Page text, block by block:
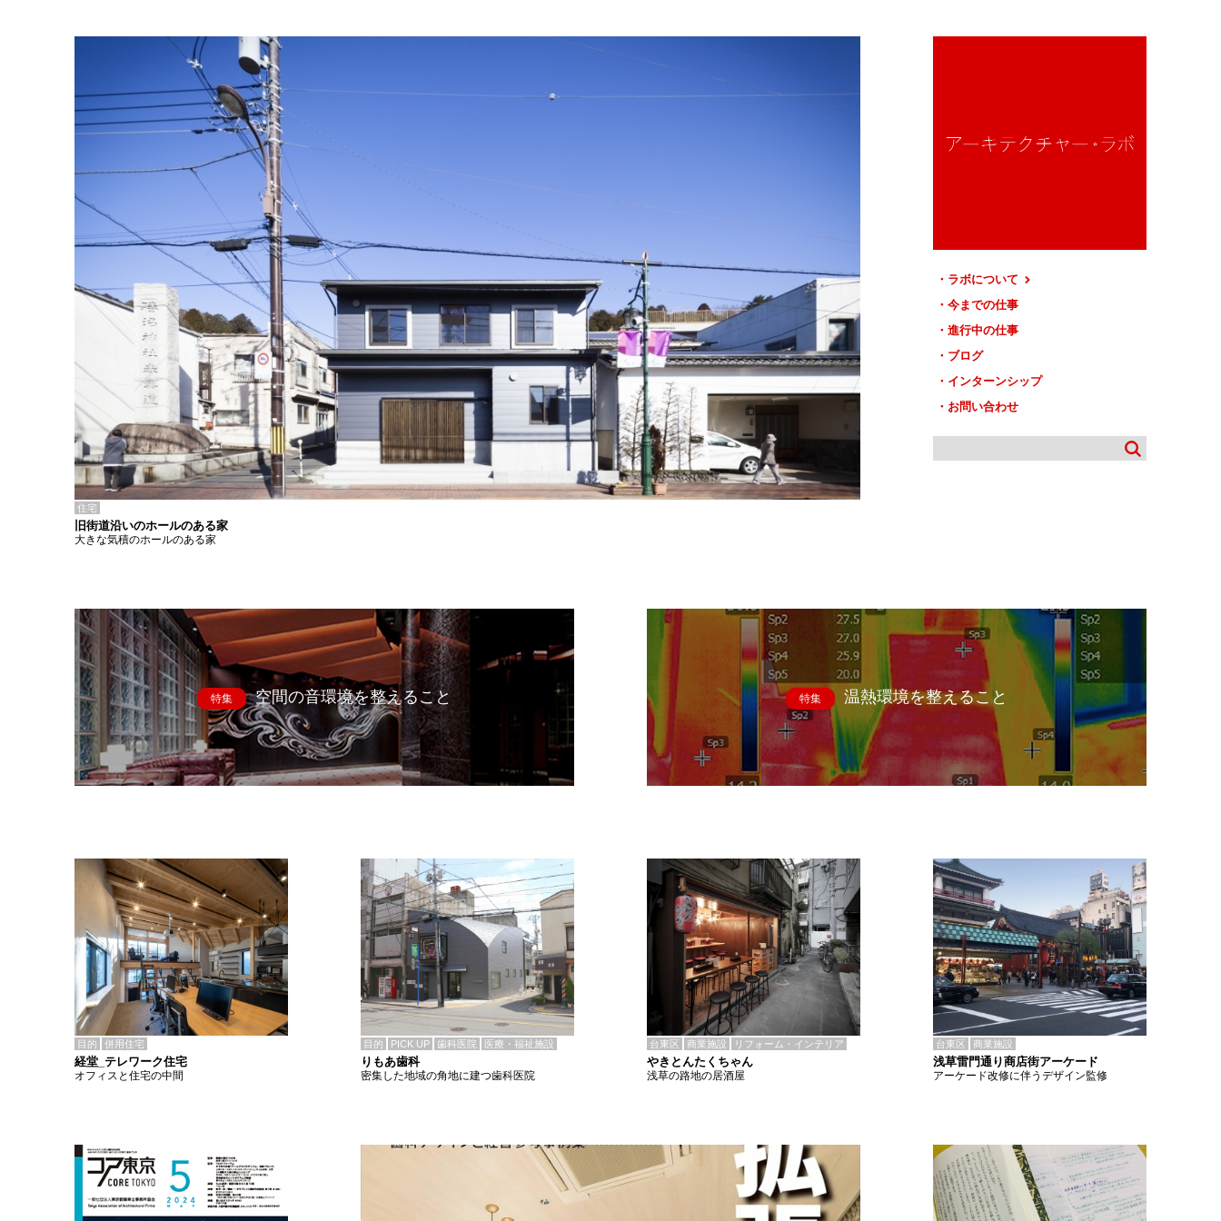
ラボについて
今までの仕事
進行中の仕事
ブログ
インターンシップ
お問い合わせ
住宅
旧街道沿いのホールのある家
大きな気積のホールのある家
特集 空間の音環境を整えること 特集 温熱環境を整えること
目的 併用住宅
経堂_テレワーク住宅
オフィスと住宅の中間
目的 PICK UP 歯科医院 医療・福祉施設
りもあ歯科
密集した地域の角地に建つ歯科医院
台東区 商業施設 リフォーム・インテリア
やきとんたくちゃん
浅草の路地の居酒屋
台東区 商業施設
浅草雷門通り商店街アーケード
アーケード改修に伴うデザイン監修